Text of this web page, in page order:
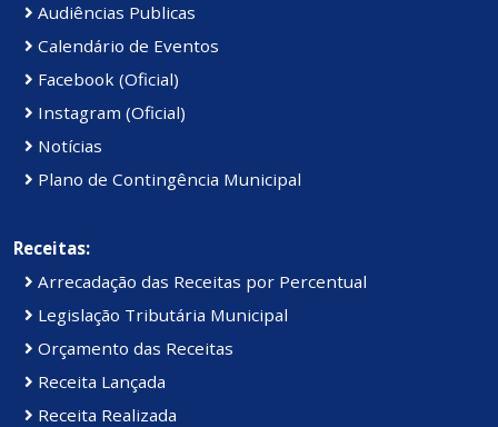
Audiências Publicas
Calendário de Eventos
Facebook (Oficial)
Instagram (Oficial)
Notícias
Plano de Contingência Municipal
Receitas:
Arrecadação das Receitas por Percentual
Legislação Tributária Municipal
Orçamento das Receitas
Receita Lançada
Receita Realizada